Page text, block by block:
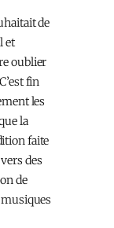
de
et
oublier
fin
les
la
faite
des
de